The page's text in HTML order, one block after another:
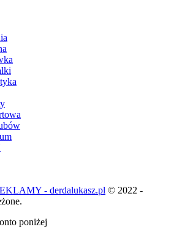
- derdalukasz.pl © 2022 -
poniżej